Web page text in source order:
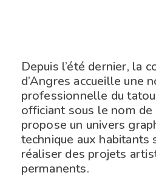
Depuis l’été dernier, la
d’Angres accueille une
professionnelle du
officiant sous le nom de
propose un univers
technique aux habitants
réaliser des projets
permanents.